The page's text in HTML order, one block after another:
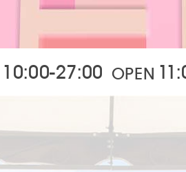
10:00-27:00 OPEN